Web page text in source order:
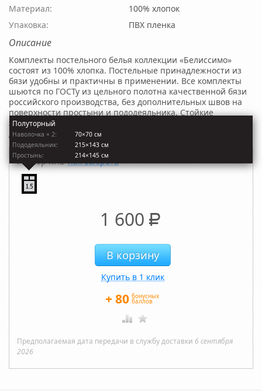
Материал:
100% хлопок
Упаковка:
ПВХ пленка
Описание
Комплекты постельного белья коллекции «Белиссимо»
состоят из 100% хлопка. Постельные принадлежности из
бязи удобны и практичны в применении. Все комплекты
шьются по ГОСТу из цельного полотна качественной бязи
российского производства, без дополнительных швов на
поверхности простыни и пододеяльника. Стойкие
экологически безопасные красители обеспечивают
долговечность и яркость рисунка.
Размер КПБ Как выбрать
Полуторный
Наволочкa × 2:
70×70 см
Пододеяльник:
215×143 см
Простынь:
214×145 см
1 600Р
Купить в 1 клик
+80 бонусных
баллов
Предполагаемая дата передачи в службу доставки 6 сентября
2026